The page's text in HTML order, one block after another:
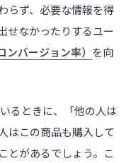
らず、必要な情報を得
せなかったりするユー
ンバージョン率） を向
るときに、「他の人は
はこの商品も購入して
とがあるでしょう。こ